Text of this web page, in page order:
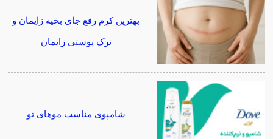
بهترین کرم رفع جای بخیه زایمان و
ترک پوستی زایمان
شامپوی مناسب موهای تو